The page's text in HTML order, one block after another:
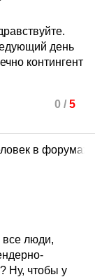
день
контингент
0 / 5
все люди,
Ну, чтобы у